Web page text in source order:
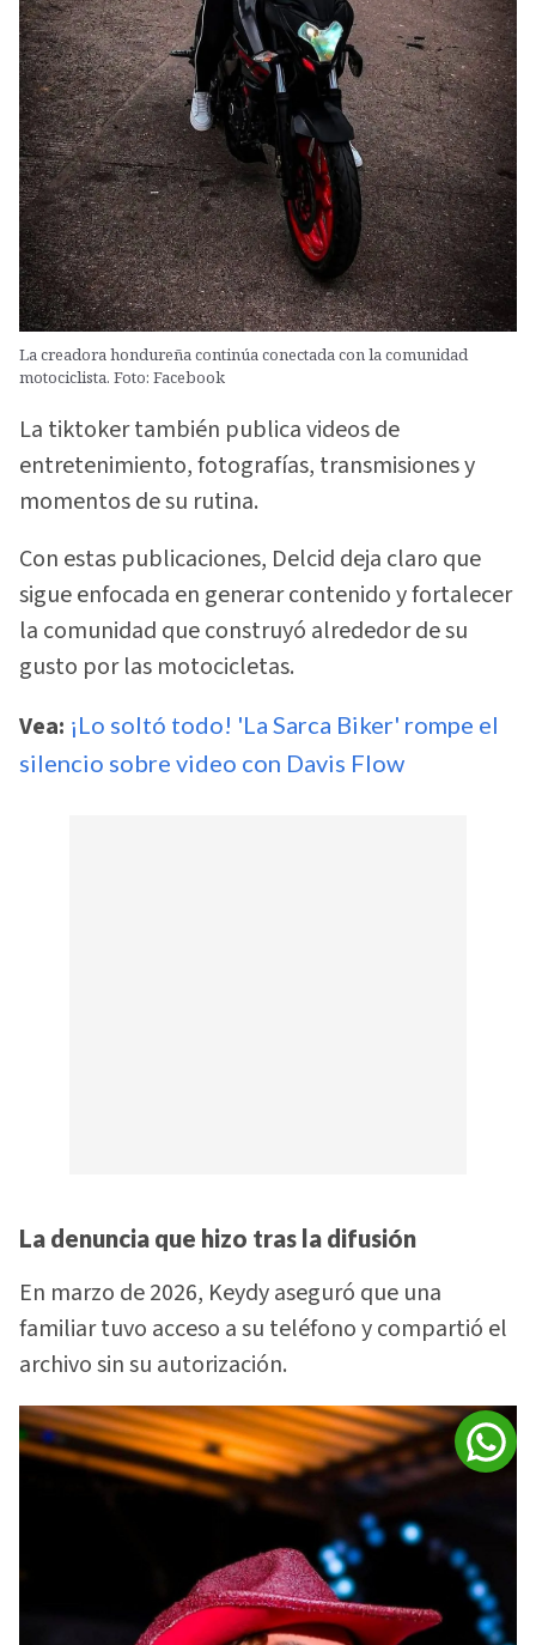
La creadora hondureña continúa conectada con la comunidad
motociclista. Foto: Facebook
La tiktoker también publica videos de
entretenimiento, fotografías, transmisiones y
momentos de su rutina.
Con estas publicaciones, Delcid deja claro que
sigue enfocada en generar contenido y fortalecer
la comunidad que construyó alrededor de su
gusto por las motocicletas.
Vea: ¡Lo soltó todo! 'La Sarca Biker' rompe el
silencio sobre video con Davis Flow
La denuncia que hizo tras la difusión
En marzo de 2026, Keydy aseguró que una
familiar tuvo acceso a su teléfono y compartió el
archivo sin su autorización.